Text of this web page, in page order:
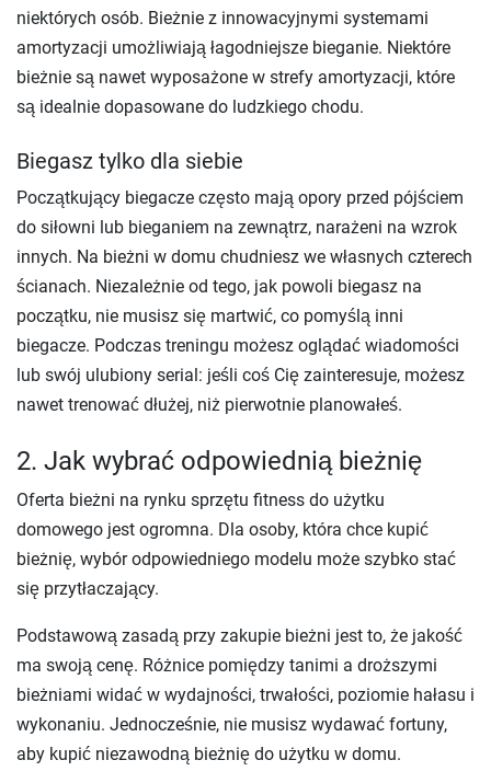
niektórych osób. Bieżnie z innowacyjnymi systemami
amortyzacji umożliwiają łagodniejsze bieganie. Niektóre
bieżnie są nawet wyposażone w strefy amortyzacji, które
są idealnie dopasowane do ludzkiego chodu.
Biegasz tylko dla siebie
Początkujący biegacze często mają opory przed pójściem
do siłowni lub bieganiem na zewnątrz, narażeni na wzrok
innych. Na bieżni w domu chudniesz we własnych czterech
ścianach. Niezależnie od tego, jak powoli biegasz na
początku, nie musisz się martwić, co pomyślą inni
biegacze. Podczas treningu możesz oglądać wiadomości
lub swój ulubiony serial: jeśli coś Cię zainteresuje, możesz
nawet trenować dłużej, niż pierwotnie planowałeś.
2. Jak wybrać odpowiednią bieżnię
Oferta bieżni na rynku sprzętu fitness do użytku
domowego jest ogromna. Dla osoby, która chce kupić
bieżnię, wybór odpowiedniego modelu może szybko stać
się przytłaczający.
Podstawową zasadą przy zakupie bieżni jest to, że jakość
ma swoją cenę. Różnice pomiędzy tanimi a droższymi
bieżniami widać w wydajności, trwałości, poziomie hałasu i
wykonaniu. Jednocześnie, nie musisz wydawać fortuny,
aby kupić niezawodną bieżnię do użytku w domu.